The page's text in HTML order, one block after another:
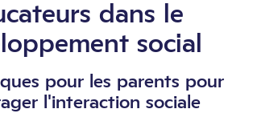
dans le
social
pour les parents pour
l'interaction sociale